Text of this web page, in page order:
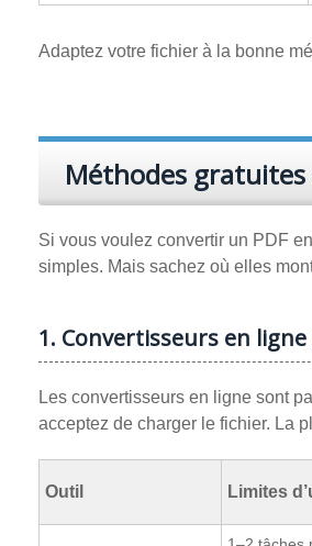
Adaptez votre fichier à la bonne
Méthodes
Si vous voulez convertir un PDF
simples. Mais sachez où elles
1. Convertisseurs en
Les convertisseurs en ligne sont
acceptez de charger le fichier. La
Outil Limites